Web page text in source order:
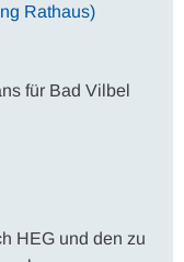
Rathaus)
für Bad Vilbel
HEG und den zu